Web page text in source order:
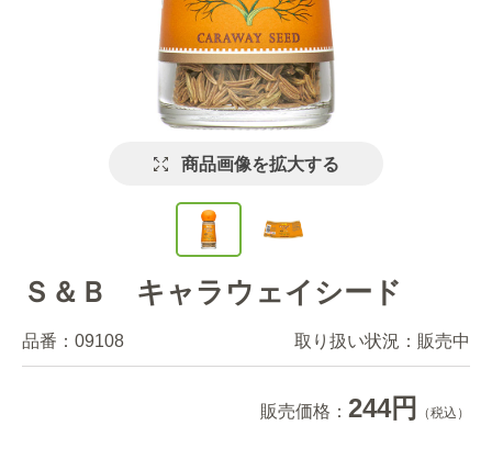
商品画像を拡大する
Ｓ＆Ｂ キャラウェイシード
品番： 09108 取り扱い状況： 販売中
販売価格： 244円 （税込）